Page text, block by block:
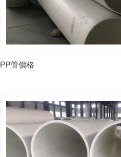
PP管價格